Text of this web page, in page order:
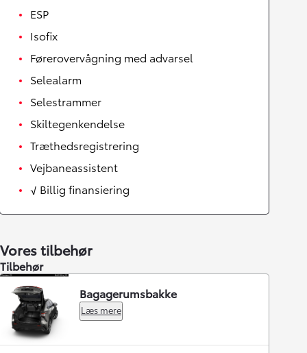
ESP
Isofix
Førerovervågning med advarsel
Selealarm
Selestrammer
Skiltegenkendelse
Træthedsregistrering
Vejbaneassistent
√ Billig finansiering
Vores tilbehør
Tilbehør
Bagagerumsbakke
Læs mere